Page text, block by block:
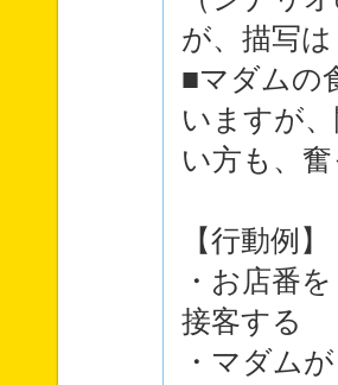
が、描写
■マダムの
いますが
い方も、
【行動例】
・お店番
接客する
・マダム